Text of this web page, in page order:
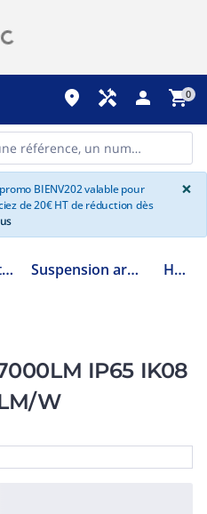
place handyman person shopping_cart0
BIENV202 valable pour
de 20€ HT de réduction dès
×
Luminaire d'intérieur fonctionnel Suspension armature industrielle HBY015
IP65 IK08
W